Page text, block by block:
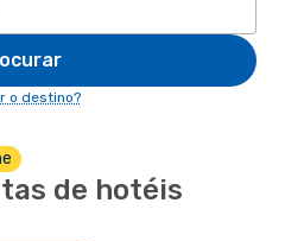
o destino?
de hotéis